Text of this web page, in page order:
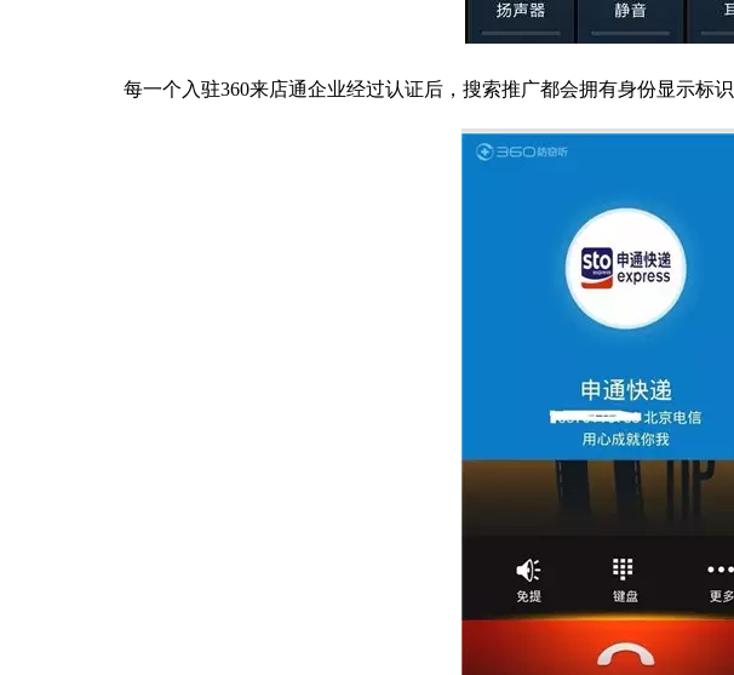
每一个入驻360来店通企业经过认证后， 搜索推广都会拥有身份显示标识